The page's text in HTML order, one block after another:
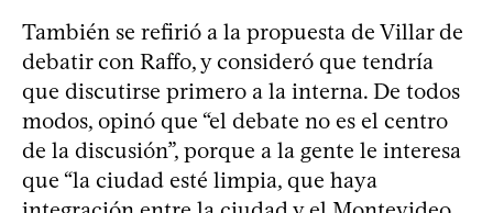
También se refirió a la propuesta de Villar de
debatir con Raffo, y consideró que tendría
que discutirse primero a la interna. De todos
modos, opinó que “el debate no es el centro
de la discusión”, porque a la gente le interesa
que “la ciudad esté limpia, que haya